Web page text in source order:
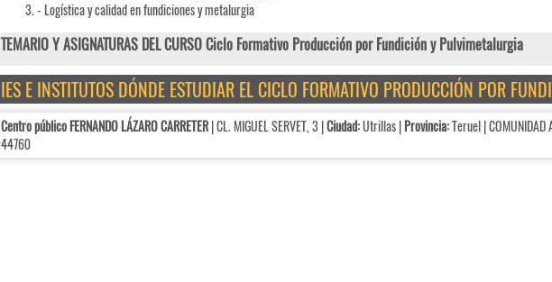
- Logística y calidad en fundiciones y metalurgia
TEMARIO Y ASIGNATURAS DEL CURSO Ciclo Formativo Producción por Fundición y Pulvimetalurgia
IES E INSTITUTOS DÓNDE ESTUDIAR EL CICLO FORMATIVO PRODUCCIÓN POR
Centro público FERNANDO LÁZARO CARRETER| CL. MIGUEL SERVET, 3 |Ciudad:Utrillas |Provincia:Teruel | COMUNIDAD
44760